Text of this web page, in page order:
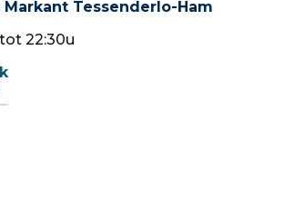
Tessenderlo-Ham
22:30u